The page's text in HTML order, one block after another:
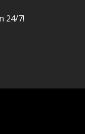
24/7!